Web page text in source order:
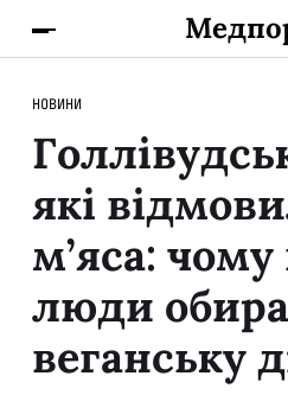
НОВИНИ
які
м’яса: чому
люди
веганську